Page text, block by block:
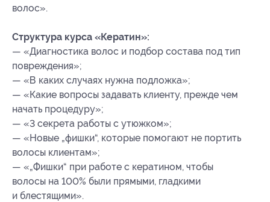
волос».
Структура курса «Кератин»:
— «Диагностика волос и подбор состава под тип
повреждения»;
— «В каких случаях нужна подложка»;
— «Какие вопросы задавать клиенту, прежде чем
начать процедуру»;
— «3 секрета работы с утюжком»;
— «Новые „фишки“, которые помогают не портить
волосы клиентам»;
— «„Фишки“ при работе с кератином, чтобы
волосы на 100% были прямыми, гладкими
и блестящими».